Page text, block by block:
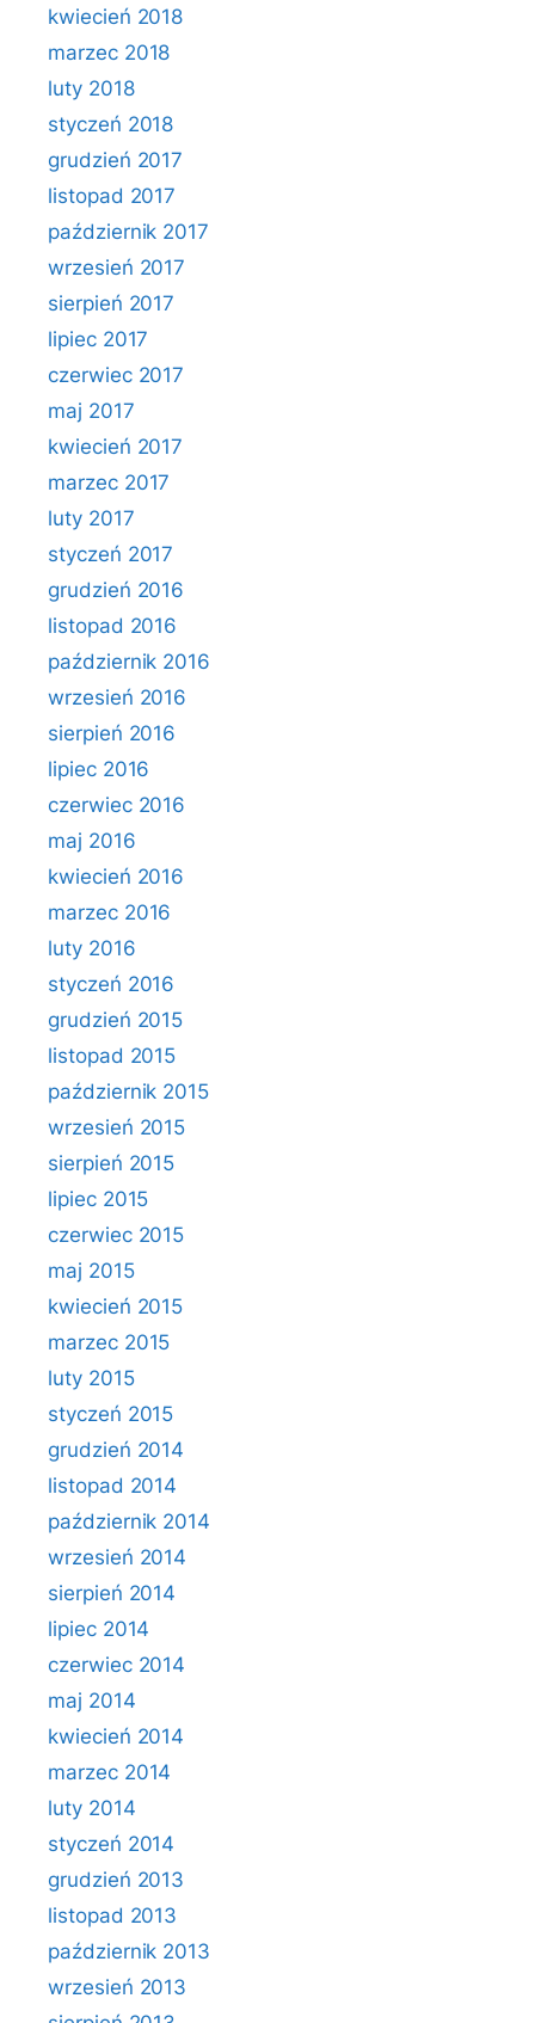
kwiecień 2018
marzec 2018
luty 2018
styczeń 2018
grudzień 2017
listopad 2017
październik 2017
wrzesień 2017
sierpień 2017
lipiec 2017
czerwiec 2017
maj 2017
kwiecień 2017
marzec 2017
luty 2017
styczeń 2017
grudzień 2016
listopad 2016
październik 2016
wrzesień 2016
sierpień 2016
lipiec 2016
czerwiec 2016
maj 2016
kwiecień 2016
marzec 2016
luty 2016
styczeń 2016
grudzień 2015
listopad 2015
październik 2015
wrzesień 2015
sierpień 2015
lipiec 2015
czerwiec 2015
maj 2015
kwiecień 2015
marzec 2015
luty 2015
styczeń 2015
grudzień 2014
listopad 2014
październik 2014
wrzesień 2014
sierpień 2014
lipiec 2014
czerwiec 2014
maj 2014
kwiecień 2014
marzec 2014
luty 2014
styczeń 2014
grudzień 2013
listopad 2013
październik 2013
wrzesień 2013